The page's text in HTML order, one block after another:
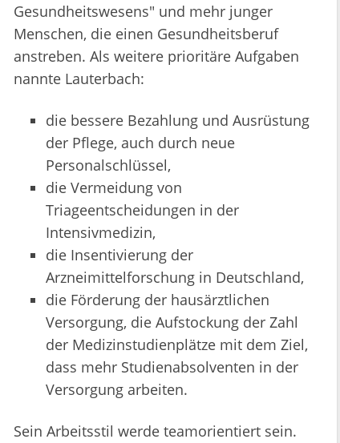
Gesundheitswesens" und mehr junger
Menschen, die einen Gesundheitsberuf
anstreben. Als weitere prioritäre Aufgaben
nannte Lauterbach:
die bessere Bezahlung und Ausrüstung
der Pflege, auch durch neue
Personalschlüssel,
die Vermeidung von
Triageentscheidungen in der
Intensivmedizin,
die Insentivierung der
Arzneimittelforschung in Deutschland,
die Förderung der hausärztlichen
Versorgung, die Aufstockung der Zahl
der Medizinstudienplätze mit dem Ziel,
dass mehr Studienabsolventen in der
Versorgung arbeiten.
Sein Arbeitsstil werde teamorientiert sein.